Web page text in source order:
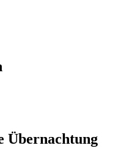
Übernachtung